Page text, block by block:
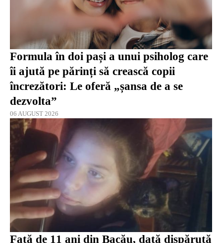
Formula în doi pași a unui psiholog care
îi ajută pe părinți să crească copii
încrezători: Le oferă „șansa de a se
dezvolta”
06 AUGUST 2026
Fată de 11 ani din Bacău, dată dispărută